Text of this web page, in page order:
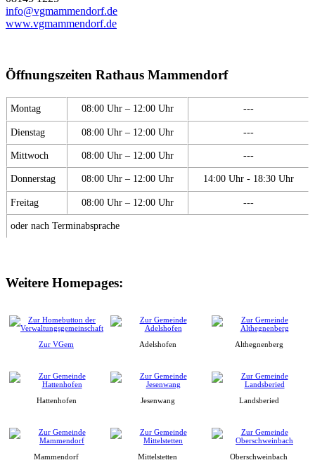
info@vgmammendorf.de
www.vgmammendorf.de
Öffnungszeiten Rathaus Mammendorf
Montag 08:00 Uhr – 12:00 Uhr ---
Dienstag 08:00 Uhr – 12:00 Uhr ---
Mittwoch 08:00 Uhr – 12:00 Uhr ---
Donnerstag 08:00 Uhr – 12:00 Uhr 14:00 Uhr - 18:30 Uhr
Freitag 08:00 Uhr – 12:00 Uhr ---
oder nach Terminabsprache
Weitere Homepages:
Zur VGem Adelshofen Althegnenberg
Hattenhofen Jesenwang Landsberied
Mammendorf Mittelstetten Oberschweinbach